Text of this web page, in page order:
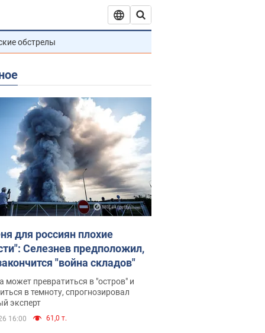
обстрелы
для россиян плохие
Селезнев предположил,
"война складов"
может превратиться в "остров" и
в темноту, спрогнозировал
эксперт
16:00 61,0 т.